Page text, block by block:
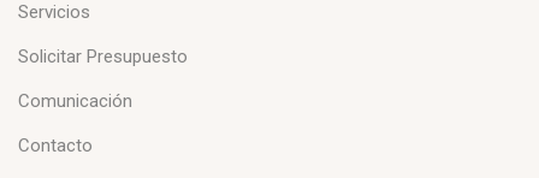
Servicios
Solicitar Presupuesto
Comunicación
Contacto